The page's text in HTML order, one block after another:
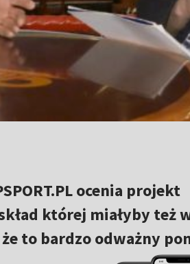
ocenia projekt
której miałyby też
to bardzo odważny